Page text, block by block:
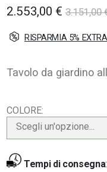
2.553,00 € 3.151,00
RISPARMIA 5%
Tavolo da giardino
COLORE
Scegli un'opzione...
Tempi di consegna: